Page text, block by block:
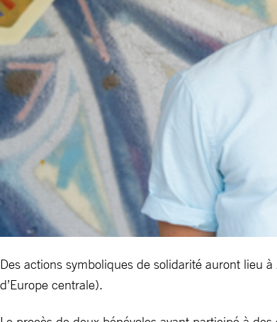
Des actions symboliques de solidarité auront lieu
d’Europe centrale).